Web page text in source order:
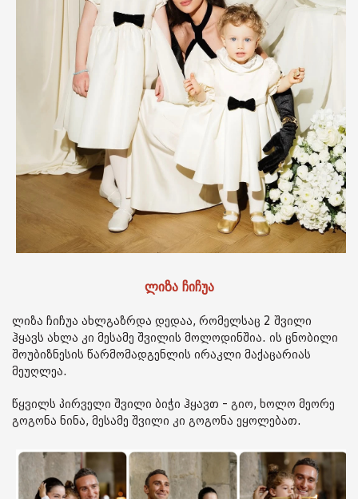
ლიზა ჩიჩუა
ლიზა ჩიჩუა ახლგაზრდა დედაა, რომელსაც 2 შვილი
ჰყავს ახლა კი მესამე შვილის მოლოდინშია. ის ცნობილი
შოუბიზნესის წარმომადგენლის ირაკლი მაქაცარიას
მეუღლეა.
წყვილს პირველი შვილი ბიჭი ჰყავთ - გიო, ხოლო მეორე
გოგონა ნინა, მესამე შვილი კი გოგონა ეყოლებათ.